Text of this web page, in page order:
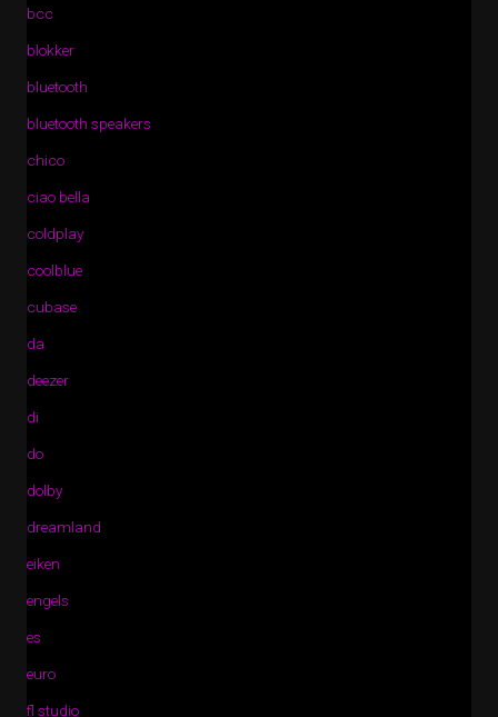
bcc
blokker
bluetooth
bluetooth speakers
chico
ciao bella
coldplay
coolblue
cubase
da
deezer
di
do
dolby
dreamland
eiken
engels
es
euro
fl studio